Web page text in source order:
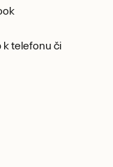
k telefonu či